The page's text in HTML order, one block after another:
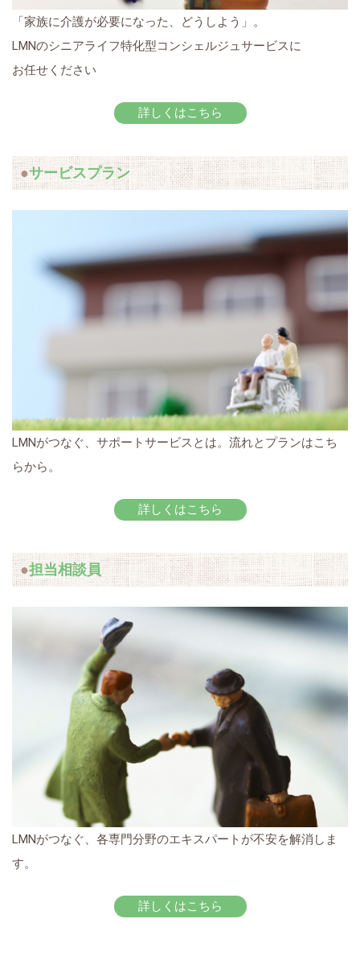
「家族に介護が必要になった、どうしよう」。
LMNのシニアライフ特化型コンシェルジュサービスに
お任せください
詳しくはこちら
サービスプラン
LMNがつなぐ、サポートサービスとは。流れとプランはこち
らから。
詳しくはこちら
担当相談員
LMNがつなぐ、各専門分野のエキスパートが不安を解消しま
す。
詳しくはこちら